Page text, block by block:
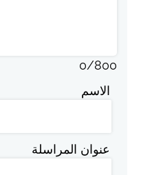
0/800
الاسم
عنوان المراسلة